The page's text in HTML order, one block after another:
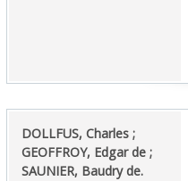
‎DOLLFUS, Charles ;
GEOFFROY, Edgar de ;
SAUNIER, Baudry de. ‎